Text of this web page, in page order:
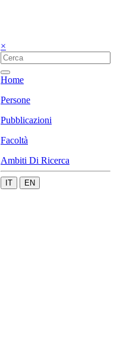
×
Home
Persone
Pubblicazioni
Facoltà
Ambiti Di Ricerca
IT EN